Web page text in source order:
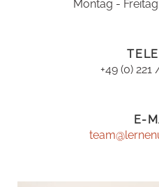
Montag -
+49 (0) 221
E-